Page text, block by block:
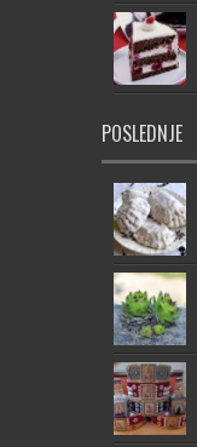
POSLEDNJE